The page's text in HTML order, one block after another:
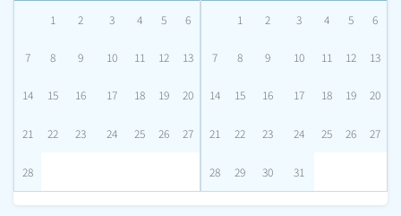
1 2 3 4 5 6
7 8 9 10 11 12 13
14 15 16 17 18 19 20
21 22 23 24 25 26 27
28
1 2 3 4 5 6
7 8 9 10 11 12 13
14 15 16 17 18 19 20
21 22 23 24 25 26 27
28 29 30 31